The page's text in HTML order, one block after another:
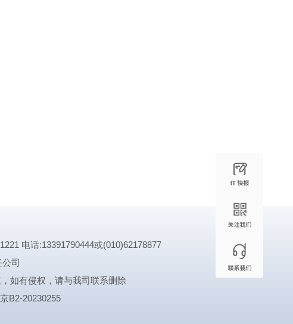
电话:13391790444或(010)62178877
司
如有侵权，请与我司联系删除
B2-20230255